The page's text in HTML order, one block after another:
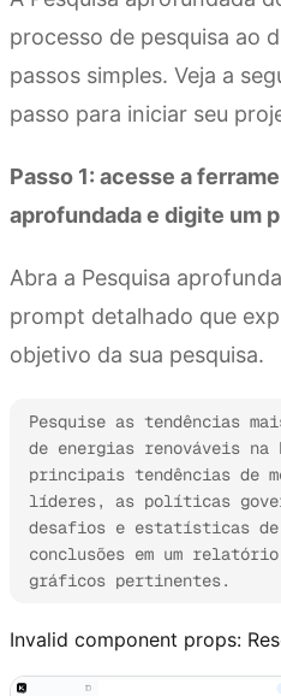
processo de pesquisa ao
passos simples. Veja a
passo para iniciar seu
Passo 1: acesse a
aprofundada e digite um
Abra a Pesquisa
prompt detalhado que
objetivo da sua pesquisa.
Pesquise as tendências
de energias renováveis na
principais tendências de
líderes, as políticas
desafios e estatísticas de
conclusões em um
gráficos pertinentes.
Invalid component props: